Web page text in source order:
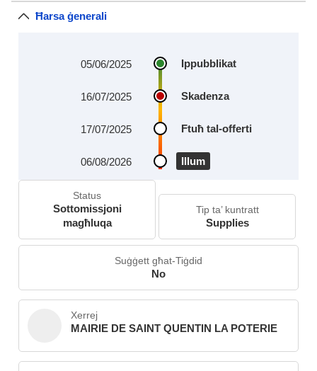
Ħarsa ġenerali
Ippubblikat
05/06/2025
Skadenza
16/07/2025
Ftuħ tal-offerti
17/07/2025
Illum
06/08/2026
Status
Sottomissjoni
magħluqa
Tip ta’ kuntratt
Supplies
Suġġett għat-Tiġdid
No
Xerrej
MAIRIE DE SAINT QUENTIN LA POTERIE